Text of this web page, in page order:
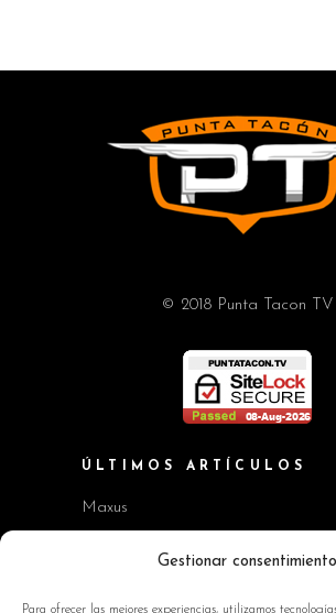
Gestionar consentimiento
Para ofrecer las mejores experiencias, utilizamos
© 2018 Punta Tacon TV
ÚLTIMOS ARTÍCULOS
Maxus
Workshop BMW Neue Klasse